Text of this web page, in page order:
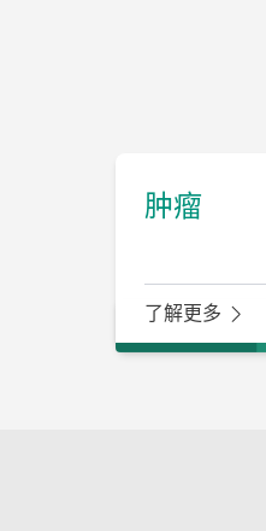
肿瘤
了解更多